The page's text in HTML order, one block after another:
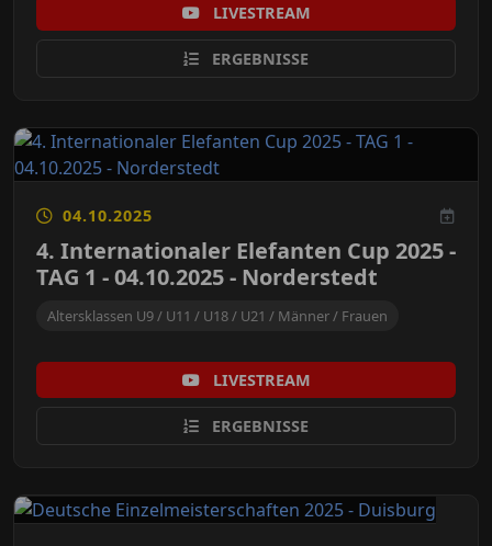
LIVESTREAM
ERGEBNISSE
04.10.2025
4. Internationaler Elefanten Cup 2025 -
TAG 1 - 04.10.2025 - Norderstedt
Altersklassen U9 / U11 / U18 / U21 / Männer / Frauen
LIVESTREAM
ERGEBNISSE